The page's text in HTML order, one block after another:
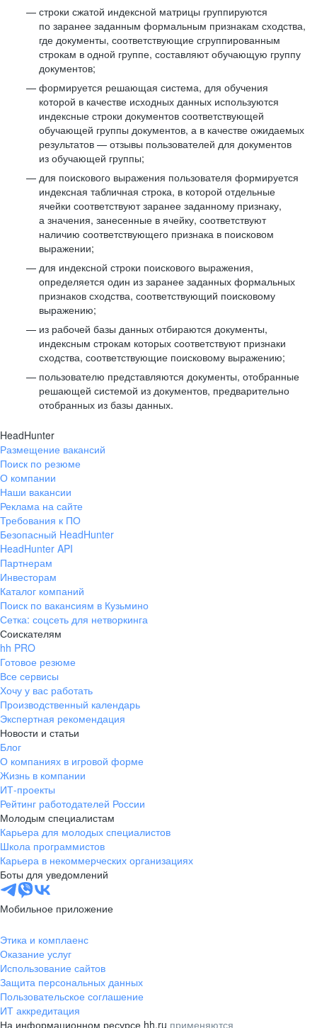
строки сжатой индексной матрицы группируются
по заранее заданным формальным признакам сходства,
где документы, соответствующие сгруппированным
строкам в одной группе, составляют обучающую группу
документов;
формируется решающая система, для обучения
которой в качестве исходных данных используются
индексные строки документов соответствующей
обучающей группы документов, а в качестве ожидаемых
результатов — отзывы пользователей для документов
из обучающей группы;
для поискового выражения пользователя формируется
индексная табличная строка, в которой отдельные
ячейки соответствуют заранее заданному признаку,
а значения, занесенные в ячейку, соответствуют
наличию соответствующего признака в поисковом
выражении;
для индексной строки поискового выражения,
определяется один из заранее заданных формальных
признаков сходства, соответствующий поисковому
выражению;
из рабочей базы данных отбираются документы,
индексным строкам которых соответствуют признаки
сходства, соответствующие поисковому выражению;
пользователю представляются документы, отобранные
решающей системой из документов, предварительно
отобранных из базы данных.
HeadHunter
Размещение вакансий
Поиск по резюме
О компании
Наши вакансии
Реклама на сайте
Требования к ПО
Безопасный HeadHunter
HeadHunter API
Партнерам
Инвесторам
Каталог компаний
Поиск по вакансиям в Кузьмино
Сетка: соцсеть для нетворкинга
Соискателям
hh PRO
Готовое резюме
Все сервисы
Хочу у вас работать
Производственный календарь
Экспертная рекомендация
Новости и статьи
Блог
О компаниях в игровой форме
Жизнь в компании
ИТ-проекты
Рейтинг работодателей России
Молодым специалистам
Карьера для молодых специалистов
Школа программистов
Карьера в некоммерческих организациях
Боты для уведомлений
Мобильное приложение
Этика и комплаенс
Оказание услуг
Использование сайтов
Защита персональных данных
Пользовательское соглашение
ИТ аккредитация
На информационном ресурсе hh.ru применяются